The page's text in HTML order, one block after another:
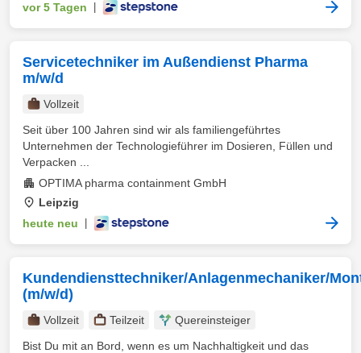
vor 5 Tagen
Servicetechniker im Außendienst Pharma
m/w/d
Vollzeit
Seit über 100 Jahren sind wir als familiengeführtes
Unternehmen der Technologieführer im Dosieren, Füllen und
Verpacken ...
OPTIMA pharma containment GmbH
Leipzig
heute neu
Kundendiensttechniker/Anlagenmechaniker/
(m/w/d)
Vollzeit Teilzeit
Quereinsteiger
Bist Du mit an Bord, wenn es um Nachhaltigkeit und das